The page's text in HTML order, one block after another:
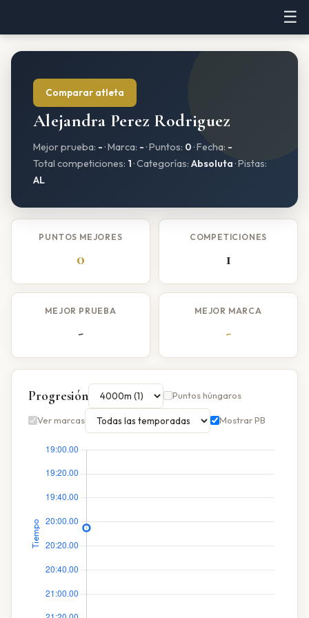
☰
Comparar atleta
Alejandra Perez Rodriguez
Mejor prueba: - · Marca: - · Puntos: 0 · Fecha: -
Total competiciones: 1 · Categorías: Absoluta · Pistas:
AL
PUNTOS MEJORES
0
COMPETICIONES
1
MEJOR PRUEBA
-
MEJOR MARCA
-
Progresión Puntos húngaros
Ver marcas Mostrar PB